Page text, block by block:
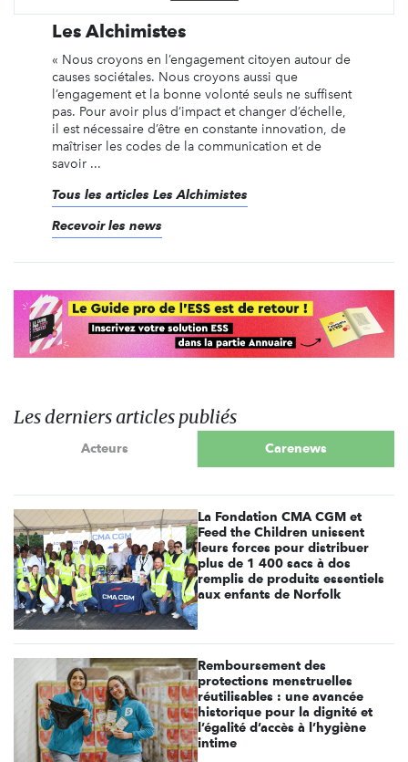
Les Alchimistes
« Nous croyons en l’engagement citoyen autour de
causes sociétales. Nous croyons aussi que
l’engagement et la bonne volonté seuls ne suffisent
pas. Pour avoir plus d’impact et changer d’échelle,
il est nécessaire d’être en constante innovation, de
maîtriser les codes de la communication et de
savoir ...
Tous les articles Les Alchimistes
Recevoir les news
Les derniers articles publiés
Acteurs Carenews
La Fondation CMA CGM et
Feed the Children unissent
leurs forces pour distribuer
plus de 1 400 sacs à dos
remplis de produits essentiels
aux enfants de Norfolk
Remboursement des
protections menstruelles
réutilisables : une avancée
historique pour la dignité et
l’égalité d’accès à l’hygiène
intime